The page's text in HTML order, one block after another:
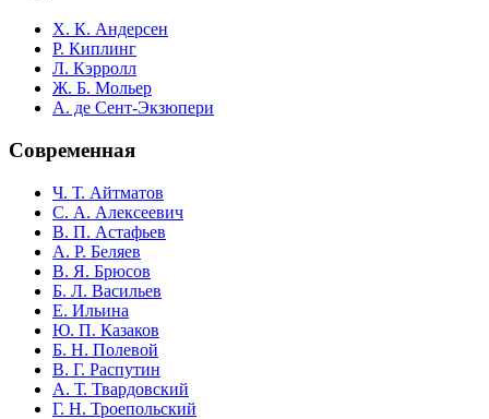
Х. К. Андерсен
Р. Киплинг
Л. Кэрролл
Ж. Б. Мольер
А. де Сент-Экзюпери
Современная
Ч. Т. Айтматов
С. А. Алексеевич
В. П. Астафьев
А. Р. Беляев
В. Я. Брюсов
Б. Л. Васильев
Е. Ильина
Ю. П. Казаков
Б. Н. Полевой
В. Г. Распутин
А. Т. Твардовский
Г. Н. Троепольский